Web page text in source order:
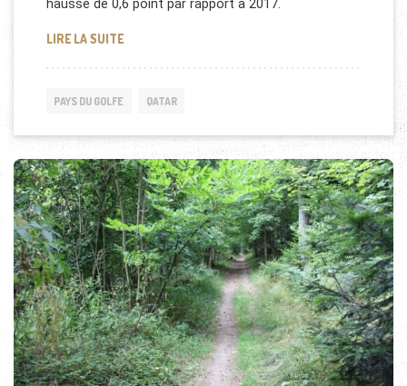
hausse de 0,6 point par rapport à 2017.
LIRE LA SUITEQATAR CHERCHE À DIVERSIFIER SON ÉCONOMIE
PAYS DU GOLFE QATAR